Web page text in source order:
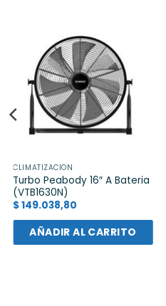
CLIMATIZACIÓN
Turbo Peabody 16″ A Bateria
(VTB1630N)
$149.038,80
AÑADIR AL CARRITO